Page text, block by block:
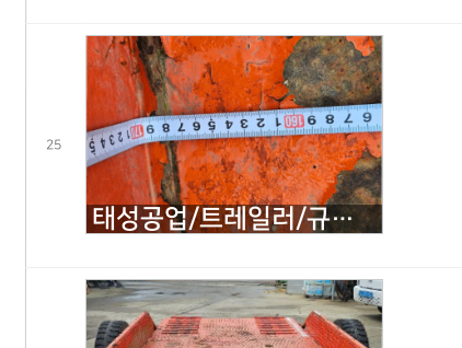
25
태성공업/트레일러/규격문의/콤바인/2007년식